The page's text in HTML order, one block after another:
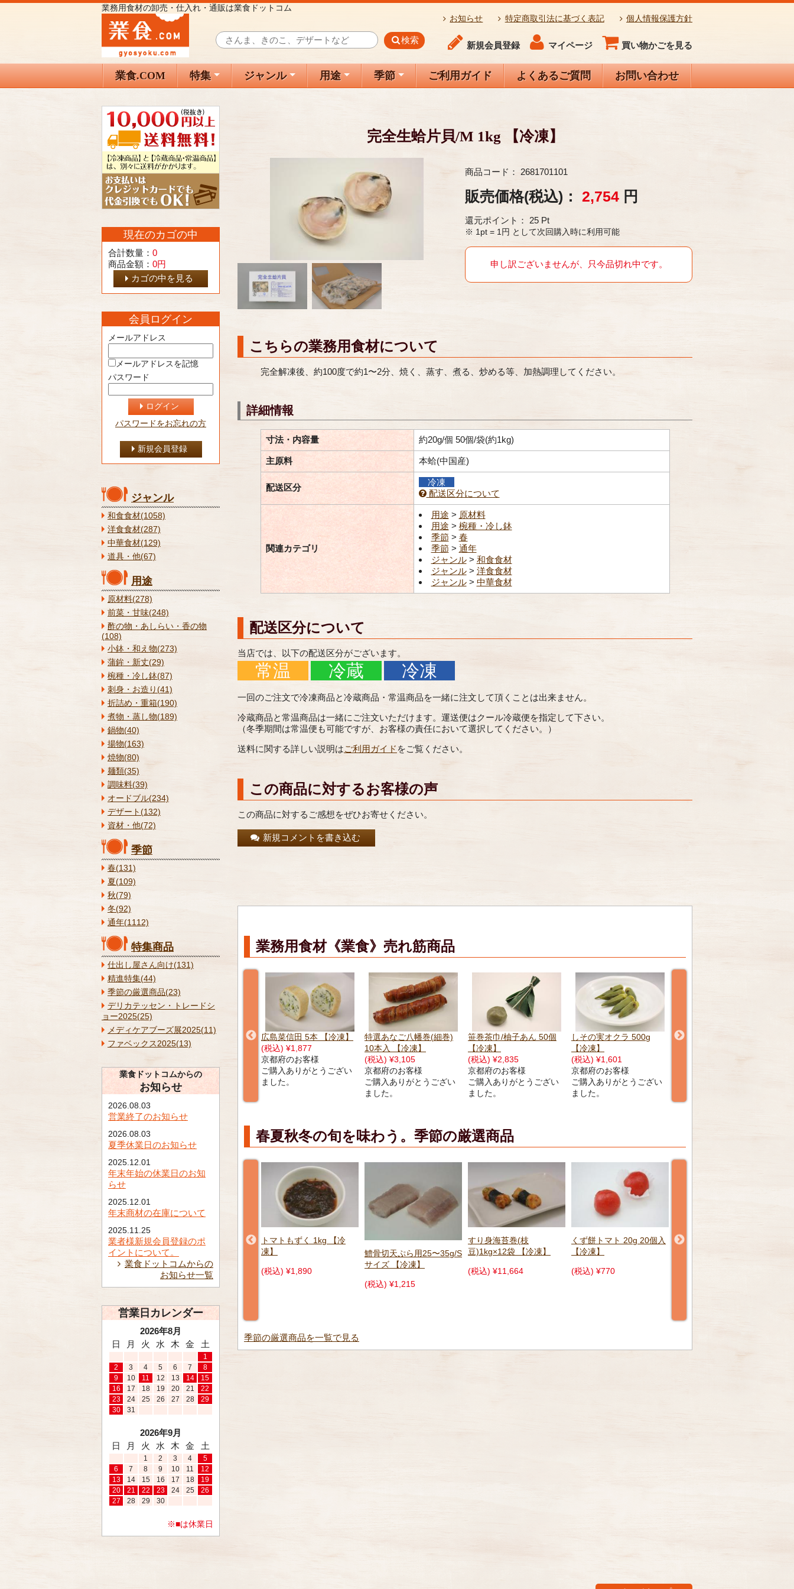
業務用食材の卸売・仕入れ・通販は業食ドットコム
検索
お知らせ 特定商取引法に基づく表記 個人情報保護方針
新規会員登録 マイページ 買い物かごを見る
業食.COM 特集 ジャンル 用途 季節 ご利用ガイド よくあるご質問 お問い合わせ
完全生蛤片貝/M 1kg 【冷凍】
商品コード： 2681701101
販売価格(税込)： 2,754 円
還元ポイント： 25 Pt
※ 1pt = 1円 として次回購入時に利用可能
申し訳ございませんが、只今品切れ中です。
こちらの業務用食材について
完全解凍後、約100度で約1〜2分、焼く、蒸す、煮る、炒める等、加熱調理してください。
詳細情報
寸法・内容量 約20g/個 50個/袋(約1kg)
主原料 本蛤(中国産)
配送区分
冷凍
配送区分について
関連カテゴリ
用途 > 原材料
用途 > 椀種・冷し鉢
季節 > 春
季節 > 通年
ジャンル> 和食食材
ジャンル> 洋食食材
ジャンル> 中華食材
配送区分について
当店では、以下の配送区分がございます。
常温 冷蔵 冷凍
一回のご注文で冷凍商品と冷蔵商品・常温商品を一緒に注文して頂くことは出来ません。
冷蔵商品と常温商品は一緒にご注文いただけます。運送便はクール冷蔵便を指定して下さい。
（冬季期間は常温便も可能ですが、お客様の責任において選択してください。）
送料に関する詳しい説明はご利用ガイド をご覧ください。
この商品に対するお客様の声
この商品に対するご感想をぜひお寄せください。
新規コメントを書き込む
業務用食材《業食》売れ筋商品
(税込) ¥1,458
ご購入ありがとうござい
広島菜信田 5本 【冷凍】
(税込) ¥1,877
ご購入ありがとうござい
ました。
特選あなご八幡巻(細巻)
10本入 【冷凍】
(税込) ¥3,105
京都府のお客様
ご購入ありがとうござい
笹巻茶巾/柚子あん 50個
【冷凍】
(税込) ¥2,835
京都府のお客様
ご購入ありがとうござい
ました。
しその実オクラ 500g
【冷凍】
(税込) ¥1,601
京都府のお客様
ご購入ありがとうござい
ました。
若鶏の青朴葉焼 6個 【冷
凍】
(税込) ¥797
長野県のお客様
ご購入ありがとうござい
ました。
里山の朴葉包み 6個 【冷
春夏秋冬の旬を味わう。季節の厳選商品
くず餅(ぶどう) 20g 20個
トマトもずく 1kg 【冷
凍】
(税込) ¥1,890
鱧骨切天ぷら用25〜35g/S
サイズ 【冷凍】
すり身海苔巻(枝
豆)1kg×12袋 【冷凍】
(税込) ¥11,664
くず餅トマト 20g 20個入
【冷凍】
(税込) ¥770
だだちゃ万頭 14個 【冷
凍】
(税込) ¥2,187
季節の厳選商品を一覧で見る
現在のカゴの中
合計数量： 0
商品金額： 0円
カゴの中を見る
会員ログイン
メールアドレス
メールアドレスを記憶
パスワード
ログイン
パスワードをお忘れの方
新規会員登録
ジャンル
和食食材(1058)
洋食食材(287)
中華食材(129)
道具・他(67)
用途
原材料(278)
前菜・甘味(248)
酢の物・あしらい・香の物
(108)
小鉢・和え物(273)
蒲鉾・新丈(29)
椀種・冷し鉢(87)
刺身・お造り(41)
折詰め・重箱(190)
煮物・蒸し物(189)
鍋物(40)
揚物(163)
焼物(80)
麺類(35)
調味料(39)
オードブル(234)
デザート(132)
資材・他(72)
季節
春(131)
夏(109)
秋(79)
冬(92)
通年(1112)
特集商品
仕出し屋さん向け(131)
精進特集(44)
季節の厳選商品(23)
デリカテッセン・トレードシ
ョー2025(25)
メディケアブーズ展2025(11)
ファベックス2025(13)
業食ドットコムからの
お知らせ
2026.08.03
営業終了のお知らせ
2026.08.03
夏季休業日のお知らせ
2025.12.01
年末年始の休業日のお知
らせ
2025.12.01
年末商材の在庫について
2025.11.25
業者様新規会員登録のポ
イントについて。
業食ドットコムからの
お知らせ一覧
営業日カレンダー
2026年8月
日
月 火 水 木 金 土
1
2
3 4 5 6 7
8
9
10 11 12 13 14
15
16
17 18 19 20 21
22
23
24 25 26 27 28
29
30
31
2026年9月
日
月 火 水 木 金 土
1 2 3 4
5
6
7 8 9 10 11
12
13
14 15 16 17 18
19
20
21 22 23 24 25
26
27
28 29 30
※■は休業日